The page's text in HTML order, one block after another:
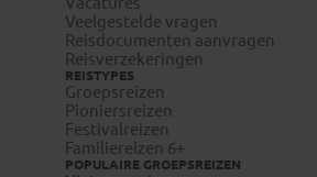
Veelgestelde vragen
Reisdocumenten aanvragen
Reisverzekeringen
REISTYPES
Groepsreizen
Pioniersreizen
Festivalreizen
Familiereizen 6+
POPULAIRE GROEPSREIZEN